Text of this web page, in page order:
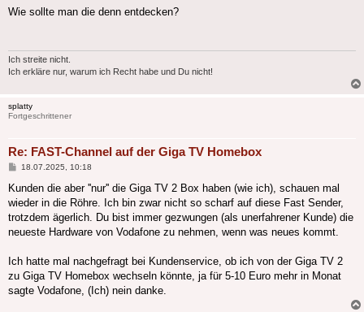
Wie sollte man die denn entdecken?
Ich streite nicht.
Ich erkläre nur, warum ich Recht habe und Du nicht!
splatty
Fortgeschrittener
Re: FAST-Channel auf der Giga TV Homebox
Beitrag
18.07.2025, 10:18
Kunden die aber ''nur'' die Giga TV 2 Box haben (wie ich), schauen mal
wieder in die Röhre. Ich bin zwar nicht so scharf auf diese Fast Sender,
trotzdem ägerlich. Du bist immer gezwungen (als unerfahrener Kunde) die
neueste Hardware von Vodafone zu nehmen, wenn was neues kommt.
Ich hatte mal nachgefragt bei Kundenservice, ob ich von der Giga TV 2
zu Giga TV Homebox wechseln könnte, ja für 5-10 Euro mehr in Monat
sagte Vodafone, (Ich) nein danke.